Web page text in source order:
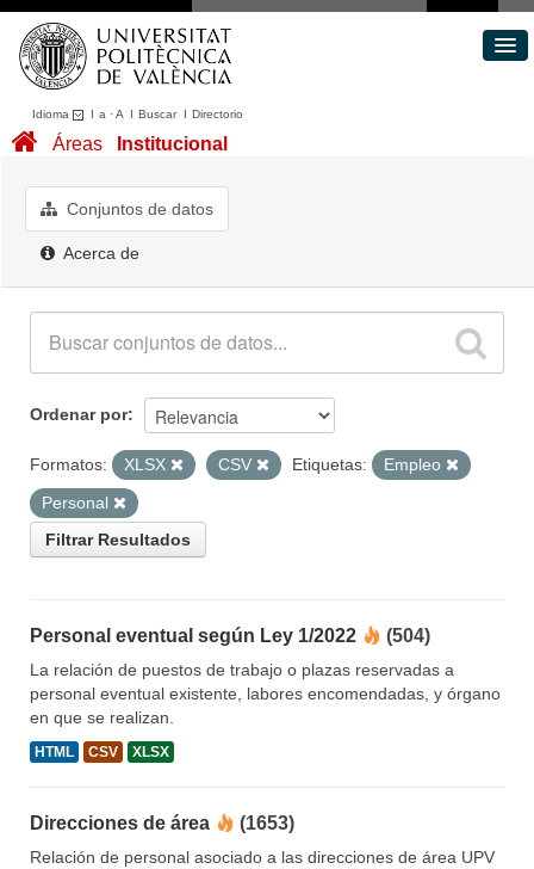
Idioma I a ·A I BuscarI Directorio
Conjuntos de datos
Acerca de
Áreas Institucional
Conjuntos de datos
Acerca de
Ordenar por
Formatos: XLSX CSV Etiquetas:
Empleo
Personal
Filtrar Resultados
Personal eventual según Ley 1/2022 (504)
La relación de puestos de trabajo o plazas reservadas a
personal eventual existente, labores encomendadas, y órgano
en que se realizan.
HTML CSV XLSX
Direcciones de área (1653)
Relación de personal asociado a las direcciones de área UPV